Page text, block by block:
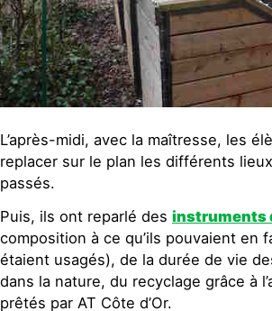
L’après-midi, avec la maîtresse, les
replacer sur le plan les différents
passés.
Puis, ils ont reparlé des instruments
composition à ce qu’ils pouvaient en
étaient usagés), de la durée de vie
dans la nature, du recyclage grâce à
prêtés par AT Côte d’Or.